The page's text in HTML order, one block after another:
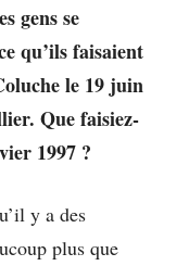
gens se
qu’ils faisaient
le 19 juin
Que faisiez-
1997 ?
y a des
plus que